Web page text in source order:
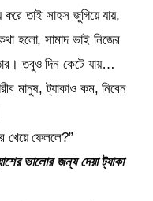
তাই সাহস জুগিয়ে যায়,
হলো, সামাদ ভাই নিজের
তবুও দিন কেটে যায়…
মানুষ, ট্যাকাও কম, নিবেন
খেয়ে ফেললে?”
ভালোর জন্য দেয়া ট্যাকা